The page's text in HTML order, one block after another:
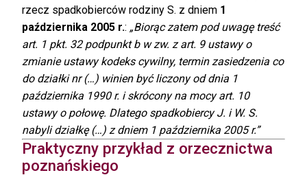
rzecz spadkobierców rodziny S. z dniem 1
października 2005 r.: „Biorąc zatem pod uwagę treść
art. 1 pkt. 32 podpunkt b w zw. z art. 9 ustawy o
zmianie ustawy kodeks cywilny, termin zasiedzenia co
do działki nr (…) winien być liczony od dnia 1
października 1990 r. i skrócony na mocy art. 10
ustawy o połowę. Dlatego spadkobiercy J. i W. S.
nabyli działkę (…) z dniem 1 października 2005 r.”
Praktyczny przykład z orzecznictwa
poznańskiego